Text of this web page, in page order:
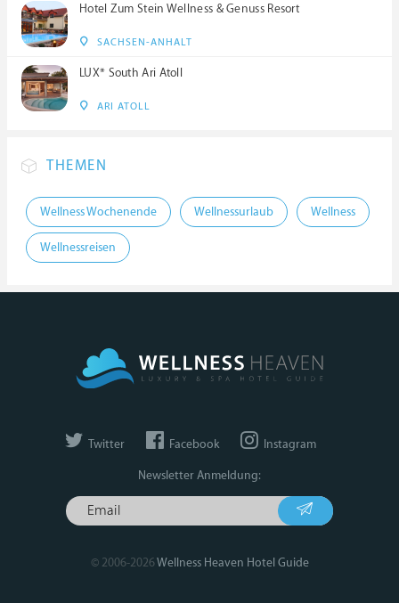
Hotel Zum Stein Wellness & Genuss Resort
SACHSEN-ANHALT
LUX* South Ari Atoll
ARI ATOLL
THEMEN
Wellness Wochenende Wellnessurlaub Wellness
Wellnessreisen
Twitter Facebook Instagram
Newsletter Anmeldung:
© 2006-2026Wellness Heaven Hotel Guide